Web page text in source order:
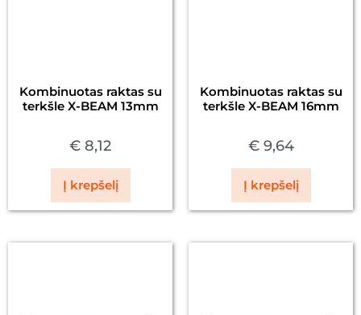
Kombinuotas raktas su
terkšle X-BEAM 13mm
€ 8,12
Į krepšelį
Kombinuotas raktas su
terkšle X-BEAM 16mm
€9,64
Į krepšelį